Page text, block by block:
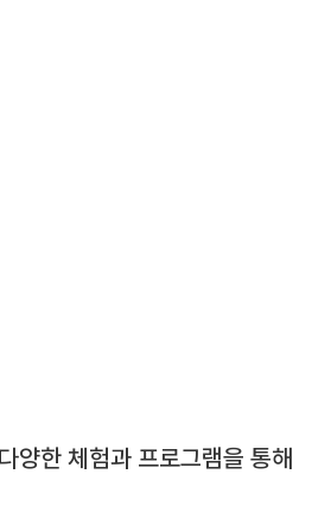
양한 체험과 프로그램을 통해